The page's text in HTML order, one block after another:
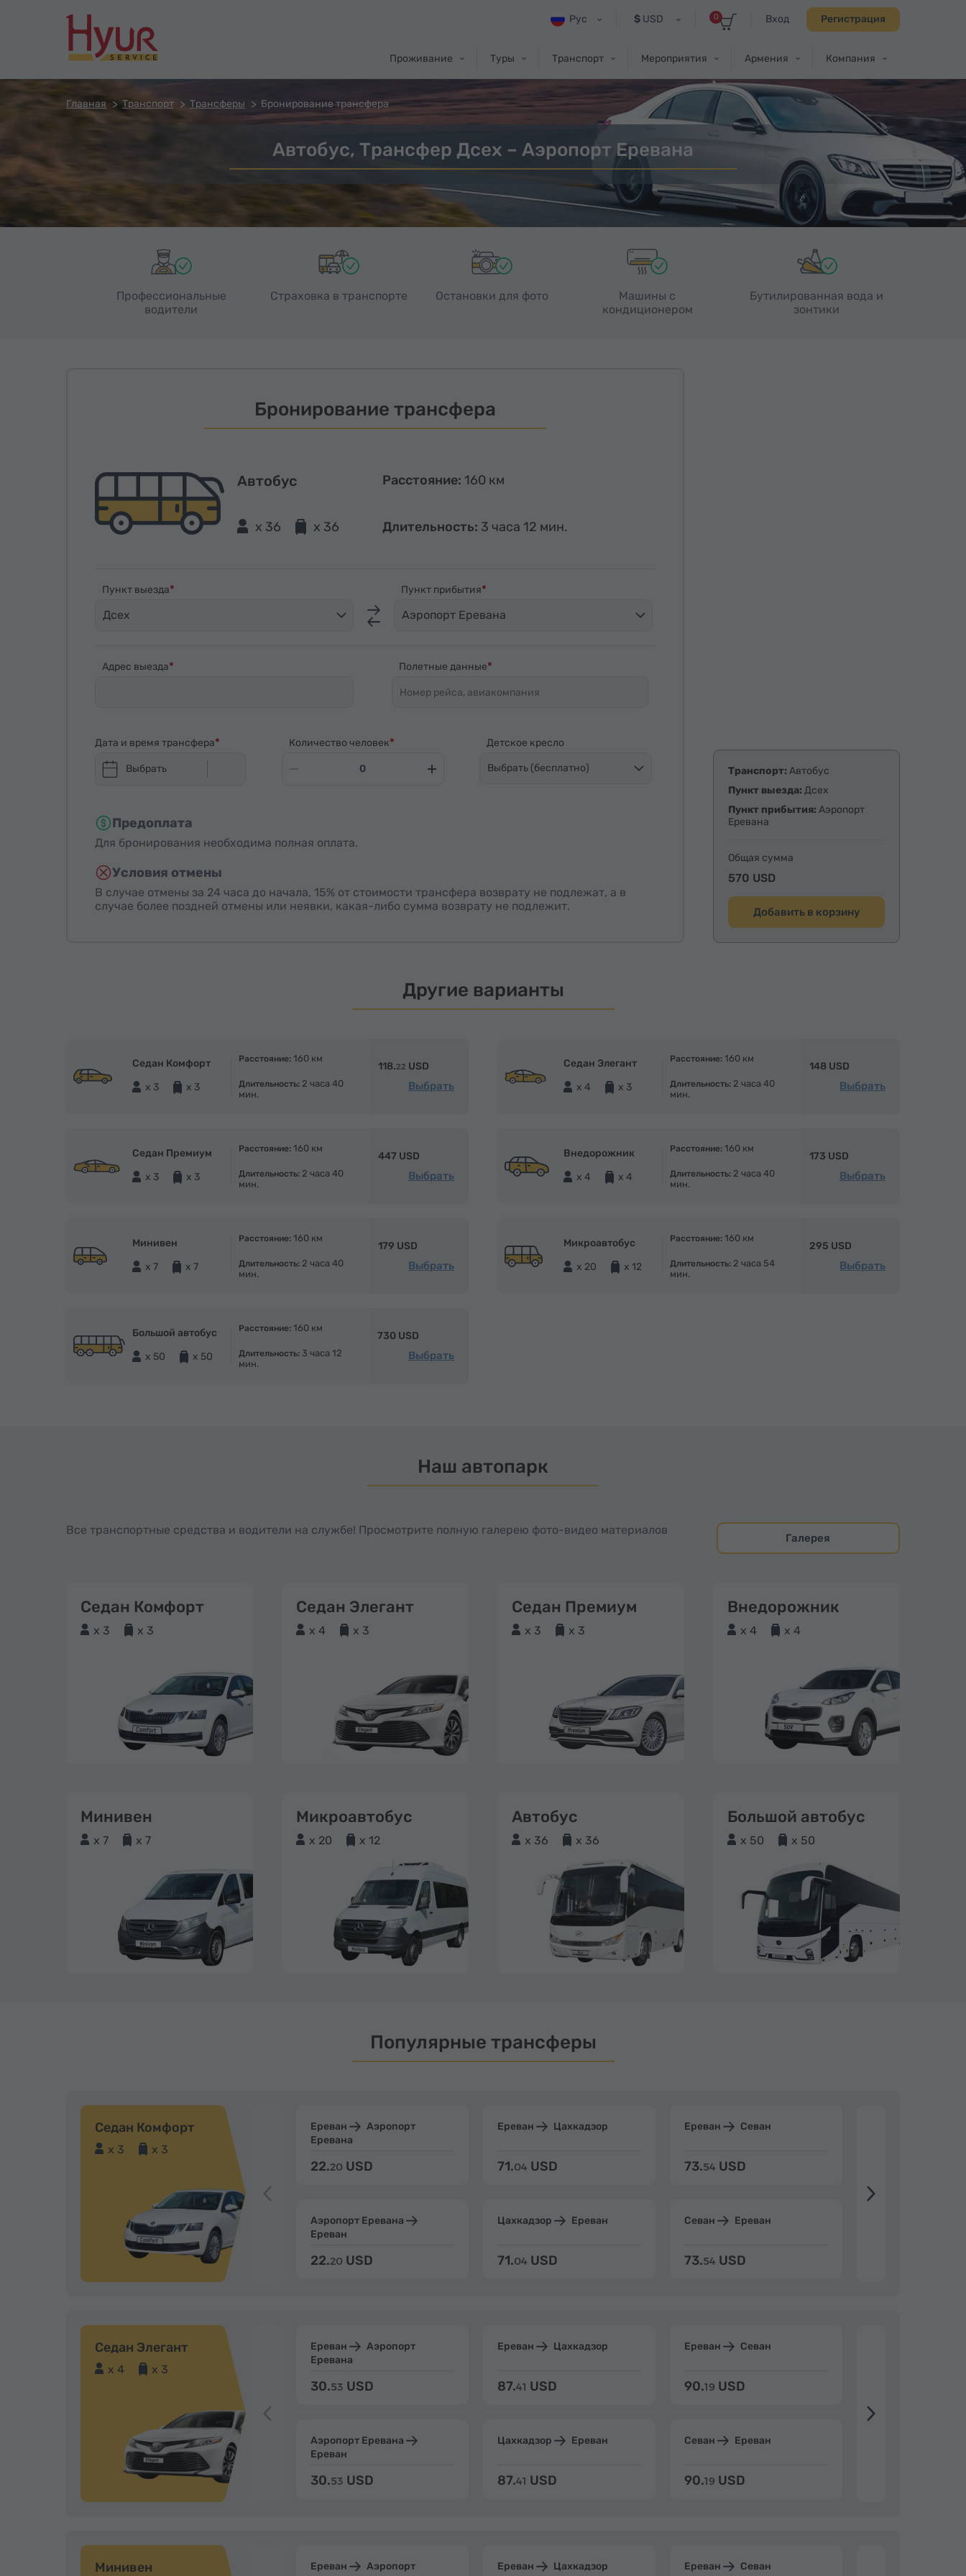
Вход Регистрация
0
$USD
Рус
Проживание Туры Транспорт Мероприятия Армения Компания
Главная Транспорт Трансферы Бронирование трансфера
Автобус, Трансфер Дсех – Аэропорт Еревана
Профессиональные
водители
Страховка в транспорте Остановки для фото
Машины с
кондиционером
Бутилированная вода и
зонтики
Бронирование трансфера
Автобус
x 36 x 36
Расстояние: 160 км
Длительность: 3 часа 12 мин.
Пункт выезда
Дсех
Пункт прибытия
Аэропорт Еревана
Адрес выезда Полетные данные
Дата и время трансфера
Выбрать
Количество человек Детское кресло
Выбрать (бесплатно)
Предоплата
Для бронирования необходима полная оплата.
Условия отмены
В случае отмены за 24 часа до начала, 15% от стоимости трансфера возврату не подлежат, а в
случае более поздней отмены или неявки, какая-либо сумма возврату не подлежит.
Транспорт: Автобус
Пункт выезда: Дсех
Пункт прибытия: Аэропорт
Еревана
Общая сумма
570 USD
Добавить в корзину
Другие варианты
Седан Комфорт
x 3
x 3
Расстояние: 160 км
Длительность: 2 часа 40
мин.
118.22 USD
Выбрать
Седан Элегант
x 4
x 3
Расстояние: 160 км
Длительность: 2 часа 40
мин.
148 USD
Выбрать
Седан Премиум
x 3
x 3
Расстояние: 160 км
Длительность: 2 часа 40
мин.
447 USD
Выбрать
Внедорожник
x 4
x 4
Расстояние: 160 км
Длительность: 2 часа 40
мин.
173 USD
Выбрать
Минивен
x 7
x 7
Расстояние: 160 км
Длительность: 2 часа 40
мин.
179 USD
Выбрать
Микроавтобус
x 20
x 12
Расстояние: 160 км
Длительность: 2 часа 54
мин.
295 USD
Выбрать
Большой автобус
x 50
x 50
Расстояние: 160 км
Длительность: 3 часа 12
мин.
730 USD
Выбрать
Наш автопарк
Все транспортные средства и водители на службе! Просмотрите полную галерею фото-видео материалов
Галерея
Седан Комфорт
x 3 x 3
Седан Элегант
x 4 x 3
Седан Премиум
x 3 x 3
Внедорожник
x 4 x 4
Минивен
x 7 x 7
Микроавтобус
x 20 x 12
Автобус
x 36 x 36
Большой автобус
x 50 x 50
Популярные трансферы
Седан Комфорт
x 3 x 3
Ереван
Аэропорт
Еревана
22.20 USD
Аэропорт Еревана
Ереван
22.20 USD
Ереван Цахкадзор
71.04 USD
Цахкадзор Ереван
71.04 USD
Ереван Севан
73.54 USD
Севан Ереван
73.54 USD
Седан Элегант
x 4 x 3
Ереван
Аэропорт
Еревана
30.53 USD
Аэропорт Еревана
Ереван
30.53 USD
Ереван Цахкадзор
87.41 USD
Цахкадзор Ереван
87.41 USD
Ереван Севан
90.19 USD
Севан Ереван
90.19 USD
Минивен Ереван
Аэропорт
Ереван Цахкадзор Ереван Севан